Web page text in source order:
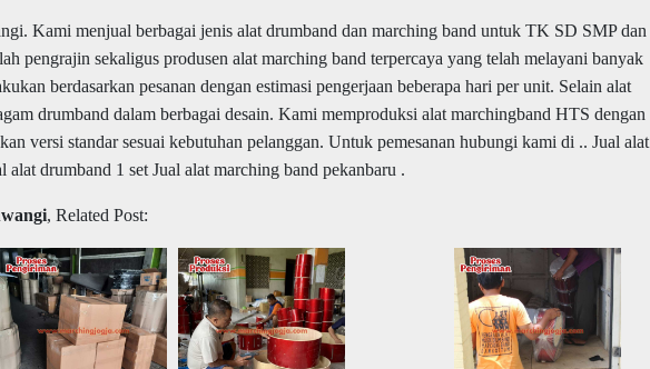
Kami menjual berbagai jenis alat drumband dan marching band untuk TK SD SMP dan
pengrajin sekaligus produsen alat marching band terpercaya yang telah melayani banyak
berdasarkan pesanan dengan estimasi pengerjaan beberapa hari per unit. Selain alat
drumband dalam berbagai desain. Kami memproduksi alat marchingband HTS dengan
versi standar sesuai kebutuhan pelanggan. Untuk pemesanan hubungi kami di .. Jual alat
alat drumband 1 set Jual alat marching band pekanbaru .
, Related Post: